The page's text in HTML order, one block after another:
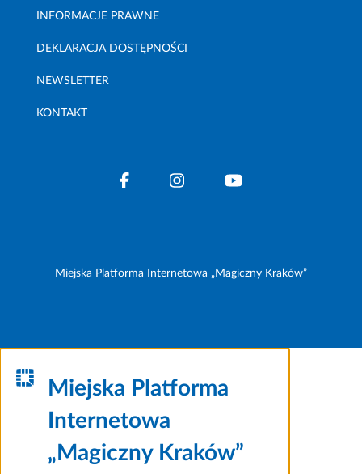
INFORMACJE PRAWNE
DEKLARACJA DOSTĘPNOŚCI
NEWSLETTER
KONTAKT
Miejska Platforma Internetowa „Magiczny Kraków”
Miejska Platforma
Internetowa
„Magiczny Kraków”